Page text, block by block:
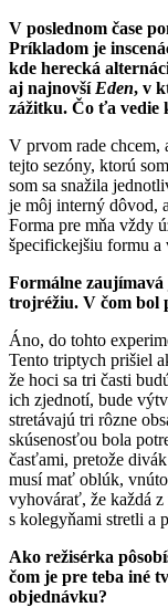
V poslednom čase
Príkladom je
kde herecká
aj najnovší Eden, v
zážitku. Čo ťa vedie
V prvom rade chcem,
tejto sezóny, ktorú
som sa snažila
je môj interný dôvod,
Forma pre mňa vždy
špecifickejšiu formu a
Formálne zaujímavá
trojréžiu. V čom bol
Áno, do tohto
Tento triptych prišiel
že hoci sa tri časti
ich zjednotí, bude
stretávajú tri rôzne
skúsenosťou bola
časťami, pretože
musí mať oblúk,
vyhovárať, že každá z
s kolegyňami stretli a
Ako režisérka
čom je pre teba iné
objednávku?